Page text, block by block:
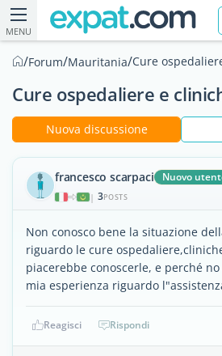
MENU
/Forum/Mauritania/Cure
Cure ospedaliere e
Nuova discussione
francesco scarpaci Nuovo
| 3POSTS
Non conosco bene la situazione
riguardo le cure
piacerebbe conoscerle, e perché
mia esperienza riguardo
Reagisci Rispondi